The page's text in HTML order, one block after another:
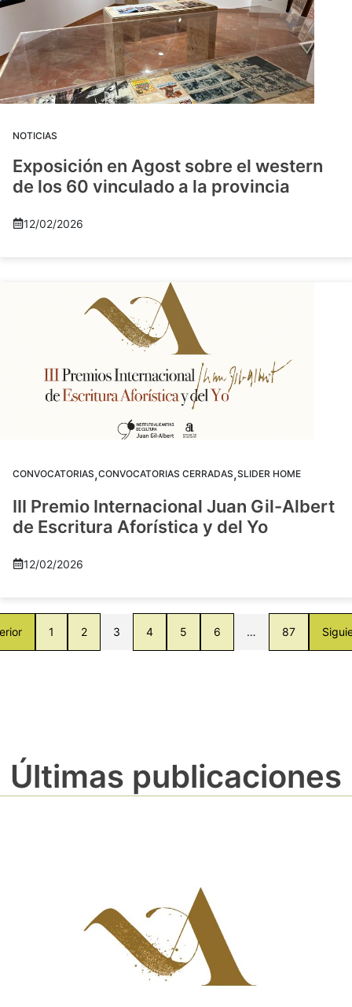
NOTICIAS
Exposición en Agost sobre el western
de los 60 vinculado a la provincia
12/02/2026
CONVOCATORIAS,CONVOCATORIAS CERRADAS,SLIDER HOME
III Premio Internacional Juan Gil-Albert
de Escritura Aforística y del Yo
12/02/2026
1 2 3 4 5 6 … 87
Últimas publicaciones